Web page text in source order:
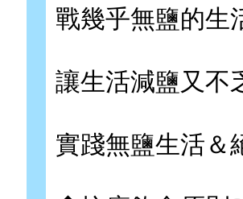
戰幾乎無鹽的生
讓生活減鹽又不
實踐無鹽生活＆